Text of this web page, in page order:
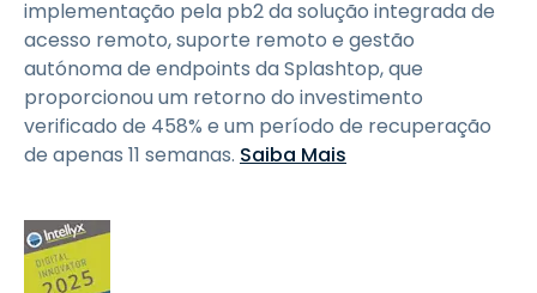
implementação pela pb2 da solução integrada de
acesso remoto, suporte remoto e gestão
autónoma de endpoints da Splashtop, que
proporcionou um retorno do investimento
verificado de 458% e um período de recuperação
de apenas 11 semanas. Saiba Mais